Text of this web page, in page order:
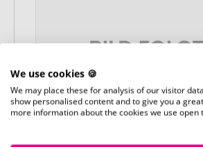
We use cookies 🍪
We may place these for analysis of our visitor
show personalised content and to give you a
more information about the cookies we use open